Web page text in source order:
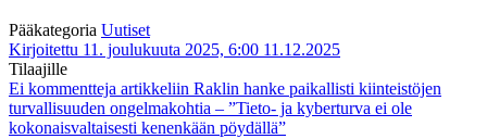
Pääkategoria Uutiset
Kirjoitettu 11. joulukuuta 2025, 6:00 11.12.2025
Tilaajille
Ei kommentteja artikkeliin Raklin hanke paikallisti kiinteistöjen
turvallisuuden ongelmakohtia – ”Tieto- ja kyberturva ei ole
kokonaisvaltaisesti kenenkään pöydällä”